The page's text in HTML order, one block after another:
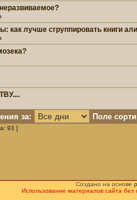
как лучше сгруппировать книги
за: Поле
93 ]
Создано на основе
Использование материалов сайта